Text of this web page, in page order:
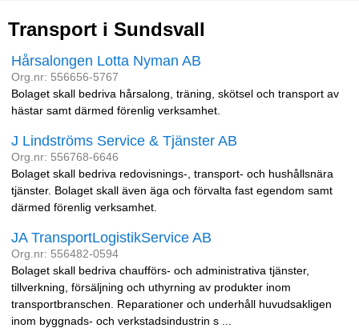
Transport i Sundsvall
Hårsalongen Lotta Nyman AB
Org.nr: 556656-5767
Bolaget skall bedriva hårsalong, träning, skötsel och transport av
hästar samt därmed förenlig verksamhet.
J Lindströms Service & Tjänster AB
Org.nr: 556768-6646
Bolaget skall bedriva redovisnings-, transport- och hushållsnära
tjänster. Bolaget skall även äga och förvalta fast egendom samt
därmed förenlig verksamhet.
JA TransportLogistikService AB
Org.nr: 556482-0594
Bolaget skall bedriva chaufförs- och administrativa tjänster,
tillverkning, försäljning och uthyrning av produkter inom
transportbranschen. Reparationer och underhåll huvudsakligen
inom byggnads- och verkstadsindustrin s ...